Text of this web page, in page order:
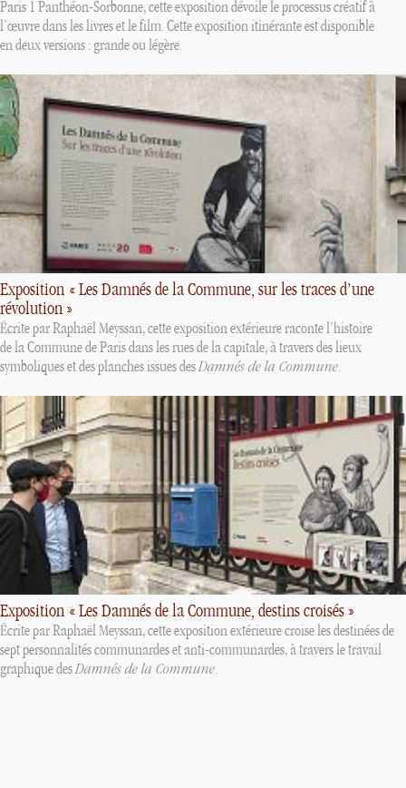
Paris 1 Panthéon-Sorbonne, cette exposition dévoile le processus créatif à
l’œuvre dans les livres et le film. Cette exposition itinérante est disponible
en deux versions : grande ou légère.
Exposition «Les Damnés de la Commune, sur les traces d’une
révolution »
Écrite par Raphaël Meyssan, cette exposition extérieure raconte l’histoire
de la Commune de Paris dans les rues de la capitale, à travers des lieux
symboliques et des planches issues desDamnés de la Commune.
Exposition «Les Damnés de la Commune, destins croisés »
Écrite par Raphaël Meyssan, cette exposition extérieure croise les destinées de
sept personnalités communardes et anti-communardes, à travers le travail
graphique desDamnés de la Commune.